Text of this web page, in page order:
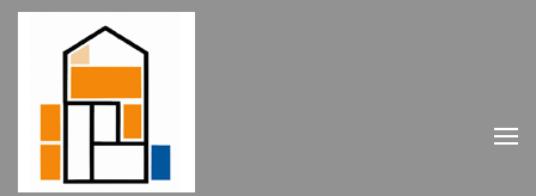
Ga
enter)